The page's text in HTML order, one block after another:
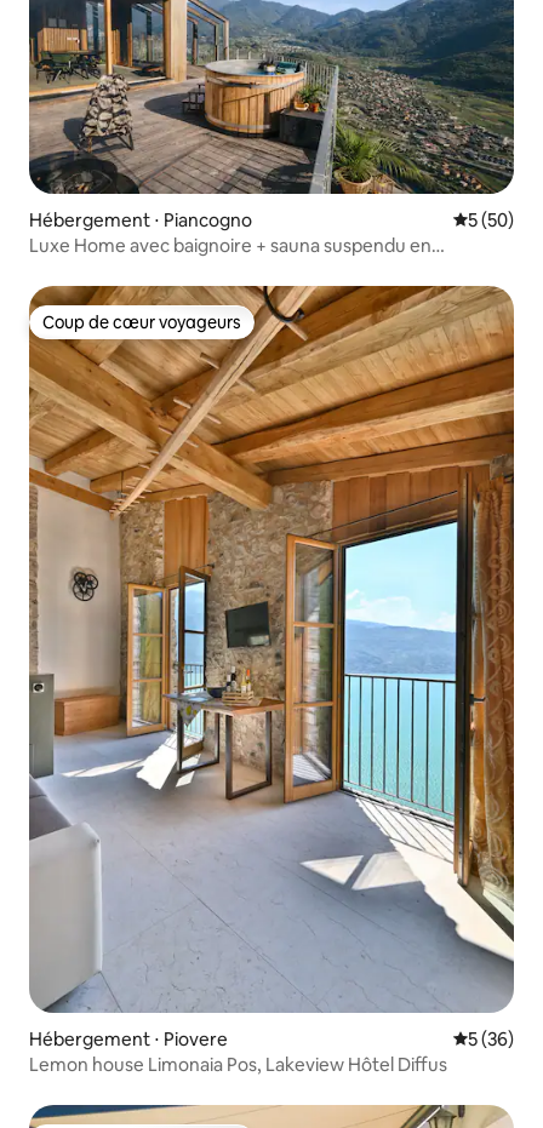
Hébergement ⋅ Piancogno
5 (50)
Luxe Home avec baignoire + sauna suspendu en
Coup de cœur voyageurs
Coup de cœur voyageurs
Hébergement ⋅ Piovere
5 (36)
Lemon house Limonaia Pos, Lakeview Hôtel Diffus